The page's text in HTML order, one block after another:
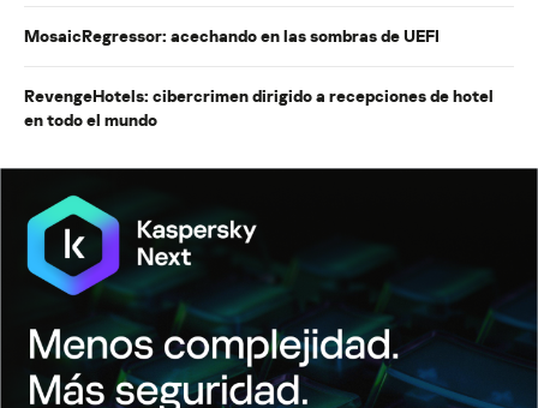
MosaicRegressor: acechando en las sombras de UEFI
RevengeHotels: cibercrimen dirigido a recepciones de hotel
en todo el mundo